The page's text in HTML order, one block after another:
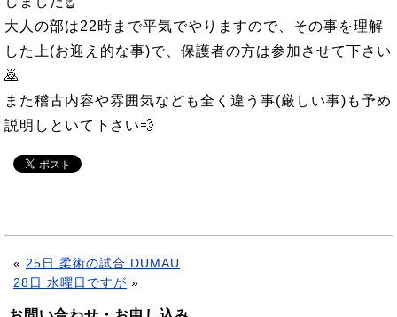
大人の部は22時まで平気でやりますので、その事を理解
した上(お迎え的な事)で、保護者の方は参加させて下さい
🙇
また稽古内容や雰囲気なども全く違う事(厳しい事)も予め
説明しといて下さい💨
« 25日 柔術の試合 DUMAU
28日 水曜日ですが »